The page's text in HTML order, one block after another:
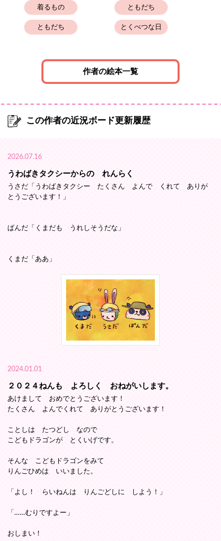
着るもの
ともだち
ともだち
とくべつな日
作者の絵本一覧
この作者の近況ボード更新履歴
2026.07.16
うわばきタクシーからの れんらく
うさだ「うわばきタクシー たくさん よんで くれて ありが
とうございます！」
ぱんだ「くまだも うれしそうだな」
くまだ「ああ」
2024.01.01
２０２４ねんも よろしく おねがいします。
あけまして おめでとうございます！
たくさん よんでくれて ありがとうございます！
ことしは たつどし なので
こどもドラゴンが とくいげです。
そんな こどもドラゴンをみて
りんごひめは いいました。
「よし！ らいねんは りんごどしに しよう！」
「……むりですよー」
おしまい！